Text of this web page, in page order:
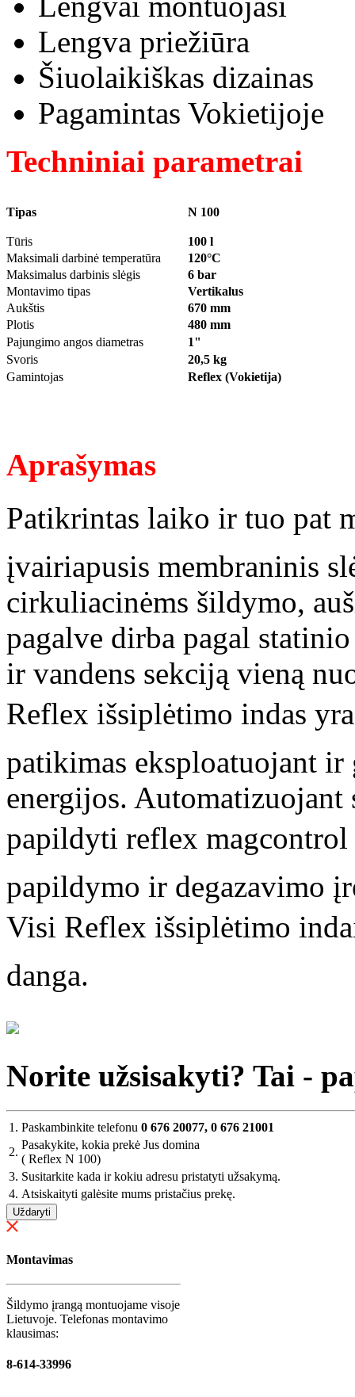
Lengva priežiūra
Šiuolaikiškas dizainas
Pagamintas Vokietijoje
Techniniai parametrai
Tipas N 100
Tūris
100 l
Maksimali darbinė temperatūra
120°C
Maksimalus darbinis slėgis
6 bar
Montavimo tipas
Vertikalus
Aukštis
670 mm
Plotis
480 mm
Pajungimo angos diametras
1"
Svoris
20,5 kg
Gamintojas
Reflex (Vokietija)
Aprašymas
Patikrintas laiko ir tuo pat
įvairiapusis membraninis
cirkuliacinėms šildymo,
pagalve dirba pagal
ir vandens sekciją vieną
Reflex išsiplėtimo indas
patikimas eksploatuojant
energijos. Automatizuojant
papildyti reflex
papildymo ir degazavimo
Visi Reflex išsiplėtimo
danga.
Norite užsisakyti? Tai -
1. Paskambinkite telefonu 0 676 20077, 0 676 21001
2.
Pasakykite, kokia prekė Jus domina
( Reflex N 100)
3. Susitarkite kada ir kokiu adresu pristatyti užsakymą.
4. Atsiskaityti galėsite mums pristačius prekę.
Uždaryti
Montavimas
Šildymo įrangą montuojame visoje
Lietuvoje. Telefonas montavimo
klausimas:
8-614-33996